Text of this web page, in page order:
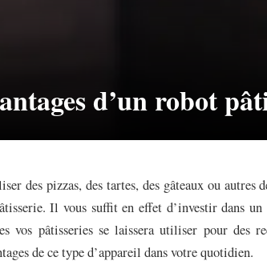
d’un robot
des pizzas, des tartes, des gâteaux ou autres
Il vous suffit en effet d’investir dans
vos pâtisseries se laissera utiliser pour des
de ce type d’appareil dans votre quotidien.